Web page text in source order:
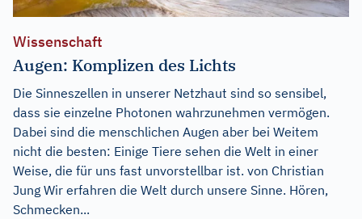
Wissenschaft
Augen: Komplizen des Lichts
Die Sinneszellen in unserer Netzhaut sind so sensibel,
dass sie einzelne Photonen wahrzunehmen vermögen.
Dabei sind die menschlichen Augen aber bei Weitem
nicht die besten: Einige Tiere sehen die Welt in einer
Weise, die für uns fast unvorstellbar ist. von Christian
Jung Wir erfahren die Welt durch unsere Sinne. Hören,
Schmecken...